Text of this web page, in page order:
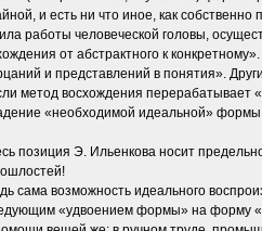
и есть ни что иное, как
работы человеческой головы,
от абстрактного к
и представлений в понятия».
метод восхождения перерабатывает
«необходимой идеальной»
позиция Э. Ильенкова носит
сама возможность идеального
«удвоением формы» на форму